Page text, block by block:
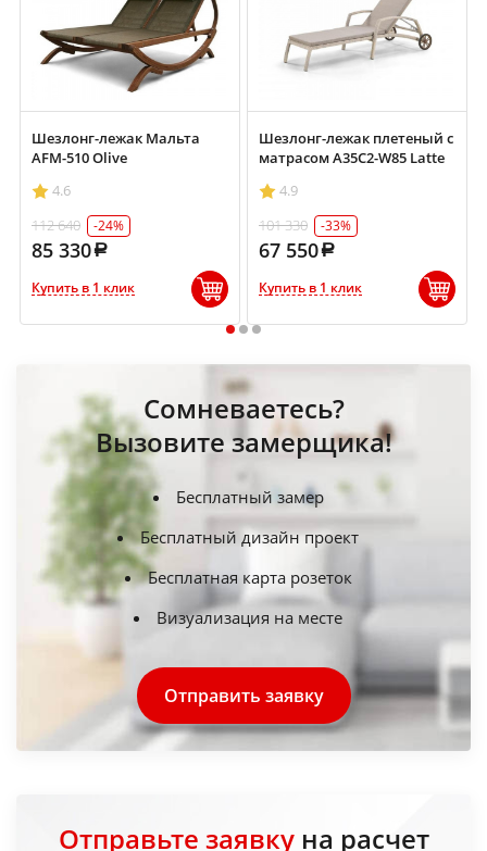
Шезлонг-лежак Мальта
AFM-510 Olive
4.6
112 640
-24%
85 330
Купить в 1 клик
Шезлонг-лежак плетеный с
матрасом A35C2-W85 Latte
4.9
101 330
-33%
67 550
Купить в 1 клик
1 2 3
Сомневаетесь?
Вызовите замерщика!
Бесплатный замер
Бесплатный дизайн проект
Бесплатная карта розеток
Визуализация на месте
Отправить заявку
Отправьте заявкуна расчет